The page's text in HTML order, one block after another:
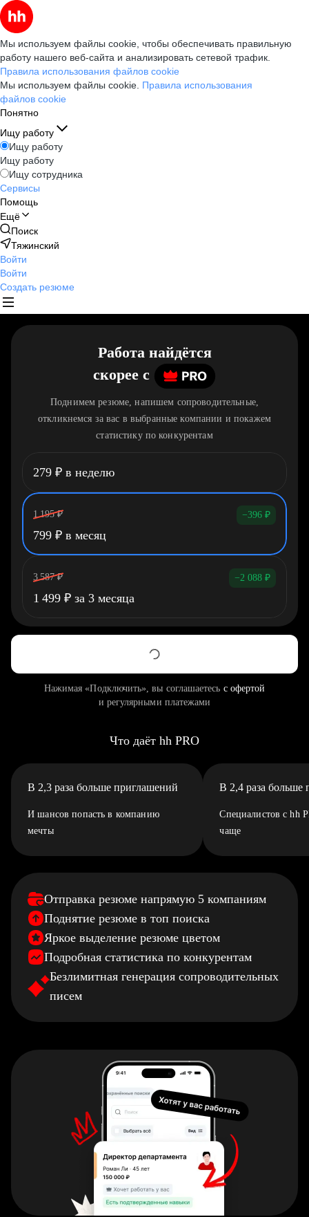
Мы используем файлы cookie, чтобы обеспечивать правильную
работу нашего веб-сайта и анализировать сетевой трафик.
Правила использования файлов cookie
Мы используем файлы cookie. Правила использования
файлов cookie
Понятно
Ищу работу
Ищу работу
Ищу работу
Ищу сотрудника
Сервисы
Помощь
Ещё
Поиск
Тяжинский
Войти
Войти
Создать резюме
Работа найдётся
скорее c
Поднимем резюме, напишем сопроводительные,
откликнемся за вас в выбранные компании и покажем
статистику по конкурентам
279 ₽ в неделю
1 195 ₽ −396 ₽
799 ₽ в месяц
3 587 ₽ −2 088 ₽
1 499 ₽ за 3 месяца
Нажимая «Подключить», вы соглашаетесь с офертой
и регулярными платежами
Что даёт hh PRO
В 2,3 раза больше приглашений
И шансов попасть в компанию
мечты
В 2,4 раза больше
Специалистов с hh
чаще
Отправка резюме напрямую 5 компаниям
Поднятие резюме в топ поиска
Яркое выделение резюме цветом
Подробная статистика по конкурентам
Безлимитная генерация сопроводительных
писем